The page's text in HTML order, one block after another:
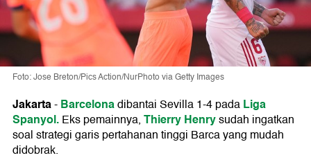
Foto: Jose Breton/Pics Action/NurPhoto via Getty Images
Jakarta-Barcelonadibantai Sevilla 1-4 padaLiga
Spanyol.Eks pemainnya,Thierry Henrysudah ingatkan
soal strategi garis pertahanan tinggi Barca yang mudah
didobrak.